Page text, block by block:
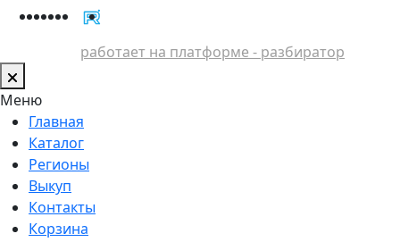
работает на платформе - разбиратор
Меню
Главная
Каталог
Регионы
Выкуп
Контакты
Корзина